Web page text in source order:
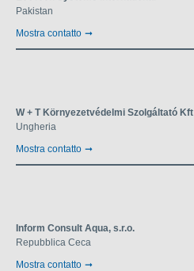
Pakistan
Mostra contatto
W + T Környezetvédelmi Szolgáltató Kft
Ungheria
Mostra contatto
Inform Consult Aqua, s.r.o.
Repubblica Ceca
Mostra contatto